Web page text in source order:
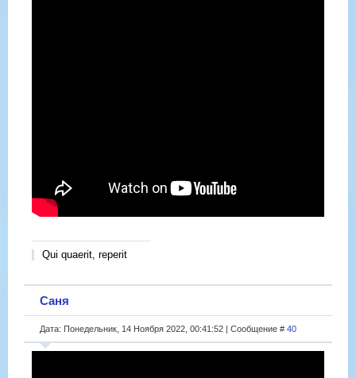
Qui quaerit, reperit
Саня
Дата: Понедельник, 14 Ноября 2022, 00:41:52 | Сообщение # 40